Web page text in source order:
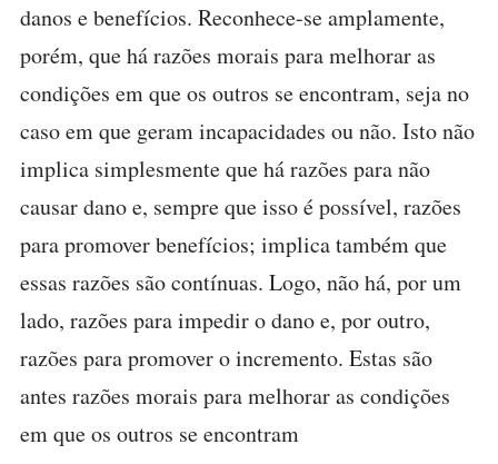
danos e benefícios. Reconhece-se amplamente,
porém, que há razões morais para melhorar as
condições em que os outros se encontram, seja no
caso em que geram incapacidades ou não. Isto não
implica simplesmente que há razões para não
causar dano e, sempre que isso é possível, razões
para promover benefícios; implica também que
essas razões são contínuas. Logo, não há, por um
lado, razões para impedir o dano e, por outro,
razões para promover o incremento. Estas são
antes razões morais para melhorar as condições
em que os outros se encontram